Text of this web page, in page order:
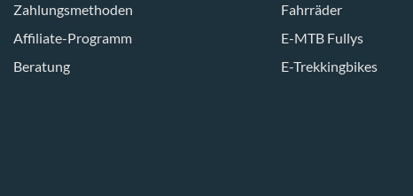
Zahlungsmethoden
Affiliate-Programm
Beratung
Fahrräder
E-MTB Fullys
E-Trekkingbikes